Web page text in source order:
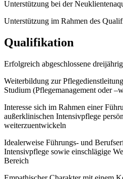
Unterstützung bei der
Unterstützung im Rahmen des
Qualifikation
Erfolgreich abgeschlossene
Weiterbildung zur
Studium (Pflegemanagement oder
Interesse sich im Rahmen einer
außerklinischen Intensivpflege
weiterzuentwickeln
Idealerweise Führungs- und
Intensivpflege sowie einschlägige
Bereich